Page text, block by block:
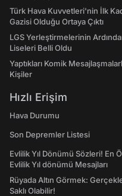
Türk Hava Kuvvetleri'nin İlk
Gazisi Olduğu Ortaya Çıktı
LGS Yerleştirmelerinin
Liseleri Belli Oldu
Yaptıkları Komik
Kişiler
Hızlı Erişim
Hava Durumu
Son Depremler Listesi
Evlilik Yıl Dönümü Sözleri! En
Evlilik Yıl dönümü Mesajları
Rüyada Altın Görmek:
Saklı Olabilir!